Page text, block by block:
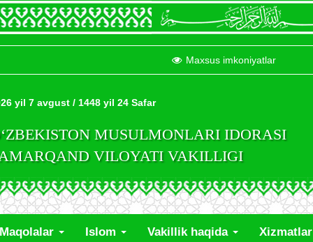
Maxsus imkoniyatlar
yil 7 avgust / 1448 yil 24 Safar
MUSULMONLARI IDORASI
VILOYATI VAKILLIGI
Maqolalar Islom Vakillik haqida Xizmatlar